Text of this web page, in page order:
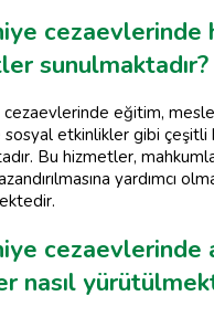
cezaevlerinde
sunulmaktadır?
cezaevlerinde eğitim,
sosyal etkinlikler gibi
Bu hizmetler,
yardımcı
cezaevlerinde
nasıl